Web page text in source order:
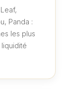
Panda :
les plus